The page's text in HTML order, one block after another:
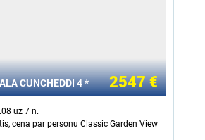
CUNCHEDDI 4 * 2547 €
uz 7 n.
cena par personu Classic Garden View